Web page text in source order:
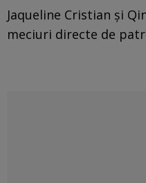
Jaqueline Cristian și
meciuri directe de